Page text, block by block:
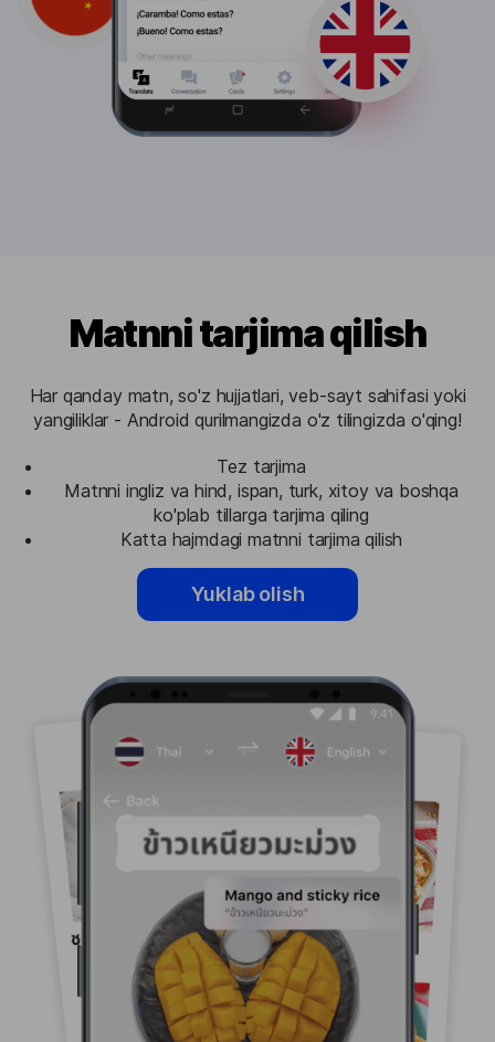
Matnni tarjima qilish
Har qanday matn, so'z hujjatlari, veb-sayt sahifasi yoki
yangiliklar - Android qurilmangizda o'z tilingizda o'qing!
Tez tarjima
Matnni ingliz va hind, ispan, turk, xitoy va boshqa
ko'plab tillarga tarjima qiling
Katta hajmdagi matnni tarjima qilish
Yuklab olish